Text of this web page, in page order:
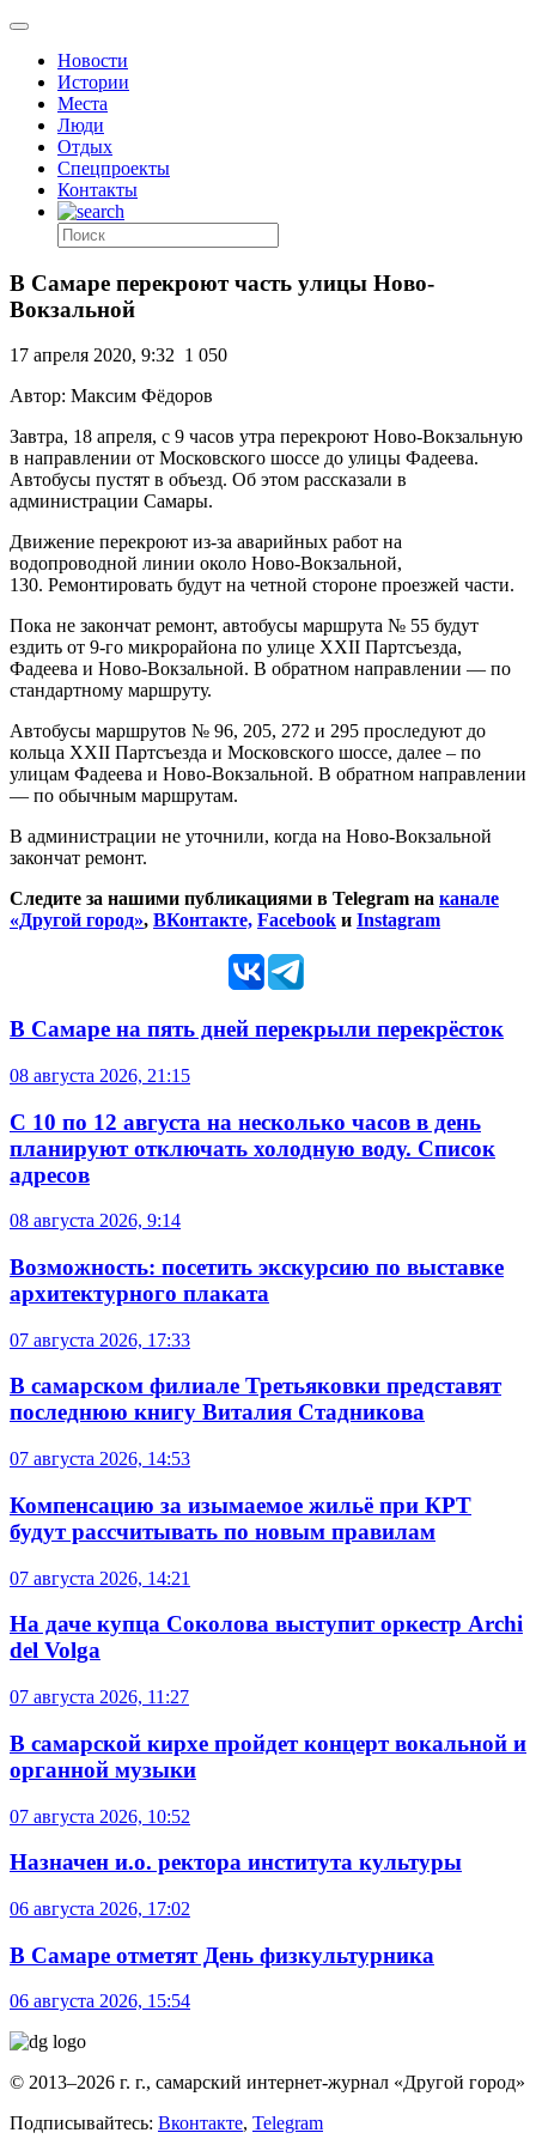
Новости
Истории
Места
Люди
Отдых
Спецпроекты
Контакты
В Самаре перекроют часть улицы Ново-
Вокзальной
17 апреля 2020, 9:32 1 050
Автор: Максим Фёдоров
Завтра, 18 апреля, с 9 часов утра перекроют Ново-Вокзальную
в направлении от Московского шоссе до улицы Фадеева.
Автобусы пустят в объезд. Об этом рассказали в
администрации Самары.
Движение перекроют из-за аварийных работ на
водопроводной линии около Ново-Вокзальной,
130. Ремонтировать будут на четной стороне проезжей части.
Пока не закончат ремонт, автобусы маршрута № 55 будут
ездить от 9-го микрорайона по улице XXII Партсъезда,
Фадеева и Ново-Вокзальной. В обратном направлении — по
стандартному маршруту.
Автобусы маршрутов № 96, 205, 272 и 295 проследуют до
кольца XXII Партсъезда и Московского шоссе, далее – по
улицам Фадеева и Ново-Вокзальной. В обратном направлении
— по обычным маршрутам.
В администрации не уточнили, когда на Ново-Вокзальной
закончат ремонт.
Следите за нашими публикациями в Telegram на канале
«Другой город», ВКонтакте, Facebook и Instagram
В Самаре на пять дней перекрыли перекрёсток
08 августа 2026, 21:15
С 10 по 12 августа на несколько часов в день
планируют отключать холодную воду. Список
адресов
08 августа 2026, 9:14
Возможность: посетить экскурсию по выставке
архитектурного плаката
07 августа 2026, 17:33
В самарском филиале Третьяковки представят
последнюю книгу Виталия Стадникова
07 августа 2026, 14:53
Компенсацию за изымаемое жильё при КРТ
будут рассчитывать по новым правилам
07 августа 2026, 14:21
На даче купца Соколова выступит оркестр Archi
del Volga
07 августа 2026, 11:27
В самарской кирхе пройдет концерт вокальной и
органной музыки
07 августа 2026, 10:52
Назначен и.о. ректора института культуры
06 августа 2026, 17:02
В Самаре отметят День физкультурника
06 августа 2026, 15:54
© 2013–2026 г. г., самарский интернет-журнал «Другой город»
Подписывайтесь: Вконтакте, Telegram